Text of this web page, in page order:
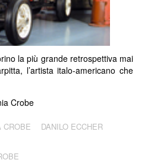
la più grande retrospettiva mai
l’artista italo-americano che
Crobe
CROBE
DANILO ECCHER